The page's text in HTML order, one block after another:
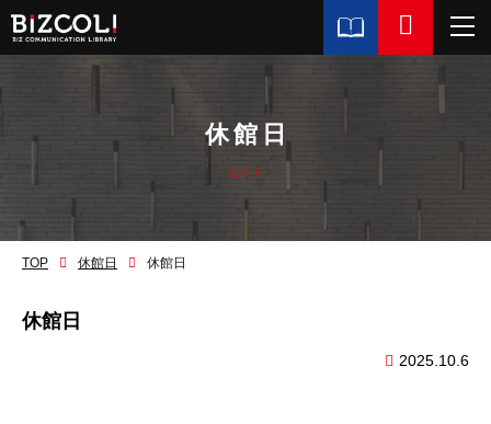
休館日
OFF
TOP 休館日 休館日
休館日
2025.10.6